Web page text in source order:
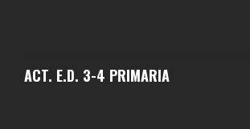
ACT. E.D. 3-4 PRIMARIA